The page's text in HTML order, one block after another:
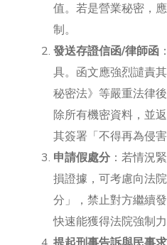
值。若是營業秘密，
制。
發送存證信函/律師函
具。函文應強烈譴責
秘密法》等嚴重法律
除所有機密資料，並
其簽署「不得再為侵害
申請假處分 ：若情況
損證據，可考慮向法
分」，禁止對方繼續
快速能獲得法院強制力